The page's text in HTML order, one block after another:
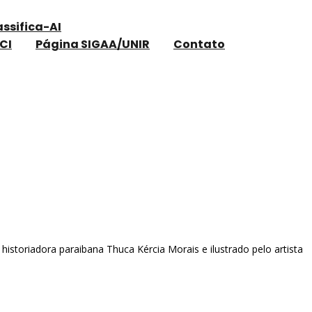
AI
Página SIGAA/UNIR Contato
paraibana Thuca Kércia Morais e ilustrado pelo artista